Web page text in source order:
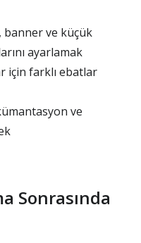
banner ve küçük
ayarlamak
için farklı ebatlar
ve
Sonrasında